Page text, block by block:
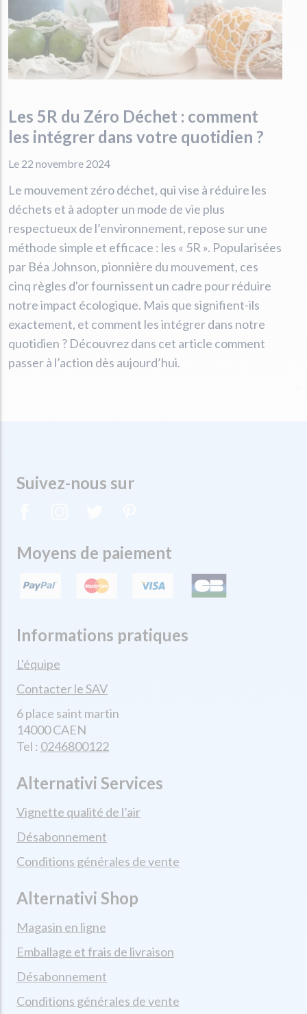
Les 5R du Zéro Déchet : comment
les intégrer dans votre quotidien ?
Le 22 novembre 2024
Le mouvement zéro déchet, qui vise à réduire les
déchets et à adopter un mode de vie plus
respectueux de l’environnement, repose sur une
méthode simple et efficace : les « 5R ». Popularisées
par Béa Johnson, pionnière du mouvement, ces
cinq règles d'or fournissent un cadre pour réduire
notre impact écologique. Mais que signifient-ils
exactement, et comment les intégrer dans notre
quotidien ? Découvrez dans cet article comment
passer à l’action dès aujourd’hui.
Suivez-nous sur
Moyens de paiement
Informations pratiques
L'équipe
Contacter le SAV
6 place saint martin
14000 CAEN
Tel : 0246800122
Alternativi Services
Vignette qualité de l’air
Désabonnement
Conditions générales de vente
Alternativi Shop
Magasin en ligne
Emballage et frais de livraison
Désabonnement
Conditions générales de vente